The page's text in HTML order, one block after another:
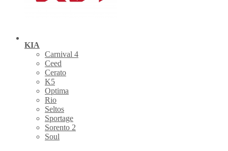
KIA
Carnival 4
Ceed
Cerato
K5
Optima
Rio
Seltos
Sportage
Sorento 2
Soul